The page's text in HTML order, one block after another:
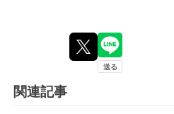
関連記事